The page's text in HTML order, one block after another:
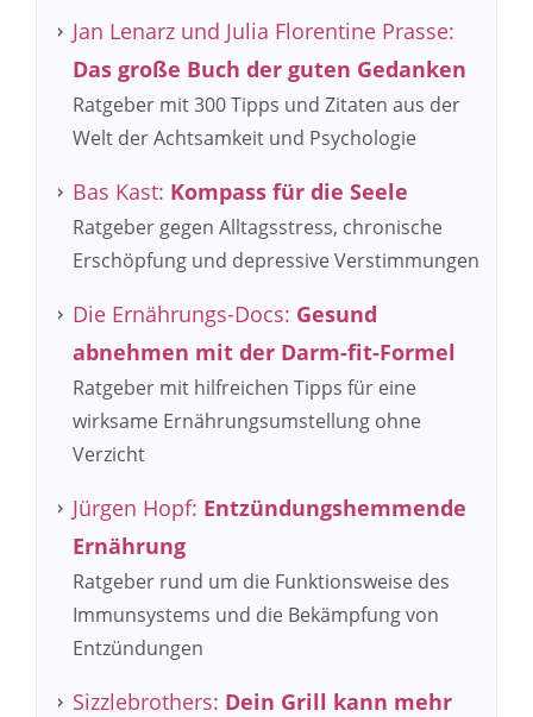
Jan Lenarz und Julia Florentine Prasse:
Das große Buch der guten Gedanken
Ratgeber mit 300 Tipps und Zitaten aus der
Welt der Achtsamkeit und Psychologie
Bas Kast: Kompass für die Seele
Ratgeber gegen Alltagsstress, chronische
Erschöpfung und depressive Verstimmungen
Die Ernährungs-Docs: Gesund
abnehmen mit der Darm-fit-Formel
Ratgeber mit hilfreichen Tipps für eine
wirksame Ernährungsumstellung ohne
Verzicht
Jürgen Hopf: Entzündungshemmende
Ernährung
Ratgeber rund um die Funktionsweise des
Immunsystems und die Bekämpfung von
Entzündungen
Sizzlebrothers: Dein Grill kann mehr